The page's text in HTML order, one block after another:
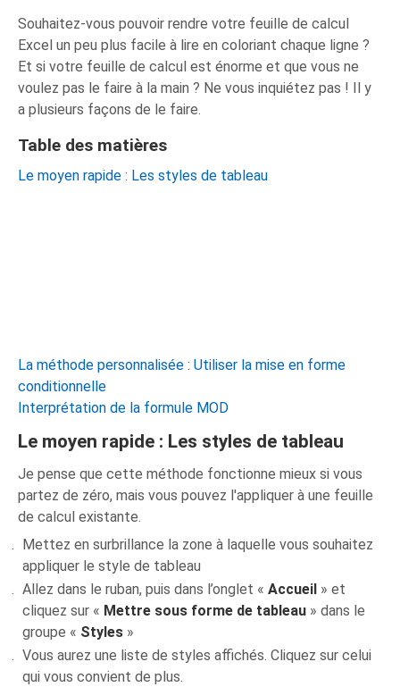
Souhaitez-vous pouvoir rendre votre feuille de calcul
Excel un peu plus facile à lire en coloriant chaque ligne ?
Et si votre feuille de calcul est énorme et que vous ne
voulez pas le faire à la main ? Ne vous inquiétez pas ! Il y
a plusieurs façons de le faire.
Table des matières
Le moyen rapide : Les styles de tableau
La méthode personnalisée : Utiliser la mise en forme
conditionnelle
Interprétation de la formule MOD
Le moyen rapide : Les styles de tableau
Je pense que cette méthode fonctionne mieux si vous
partez de zéro, mais vous pouvez l'appliquer à une feuille
de calcul existante.
Mettez en surbrillance la zone à laquelle vous souhaitez
appliquer le style de tableau
Allez dans le ruban, puis dans l’onglet «Accueil » et
cliquez sur « Mettre sous forme de tableau » dans le
groupe « Styles »
Vous aurez une liste de styles affichés. Cliquez sur celui
qui vous convient de plus.